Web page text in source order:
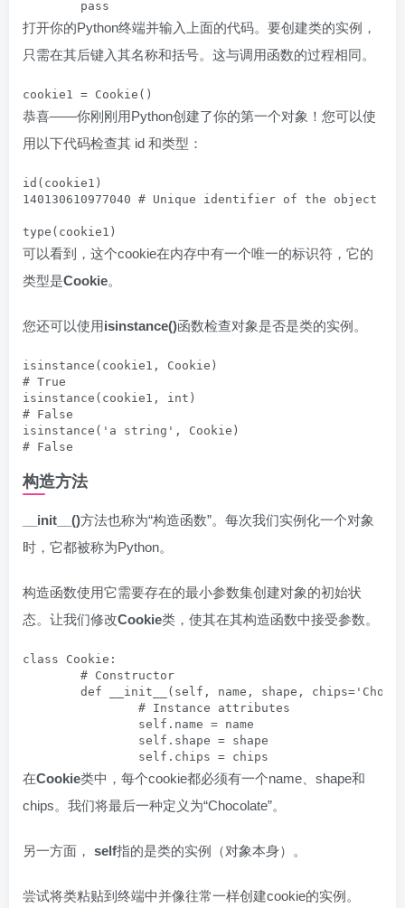
	pass
打开你的Python终端并输入上面的代码。要创建类的实例，
只需在其后键入其名称和括号。这与调用函数的过程相同。
恭喜——你刚刚用Python创建了你的第一个对象！您可以使
用以下代码检查其 id 和类型：
id(cookie1)
140130610977040 # Unique identifier of the object
可以看到，这个cookie在内存中有一个唯一的标识符，它的
类型是Cookie。
您还可以使用isinstance()函数检查对象是否是类的实例。
isinstance(cookie1, Cookie)
# True
isinstance(cookie1, int)
# False
isinstance('a string', Cookie)
# False
构造方法
__init__()方法也称为“构造函数”。每次我们实例化一个对象
时，它都被称为Python。
构造函数使用它需要存在的最小参数集创建对象的初始状
态。让我们修改Cookie类，使其在其构造函数中接受参数。
class Cookie:
		self.chips = chips
在Cookie类中，每个cookie都必须有一个name、shape和
chips。我们将最后一种定义为“Chocolate”。
另一方面， self指的是类的实例（对象本身）。
尝试将类粘贴到终端中并像往常一样创建cookie的实例。